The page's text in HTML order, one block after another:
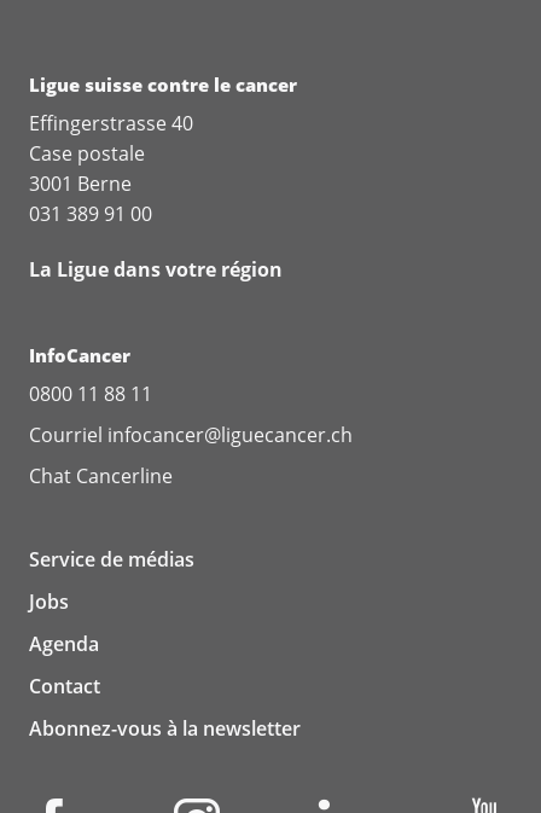
Ligue suisse contre le cancer
Effingerstrasse 40
Case postale
3001 Berne
031 389 91 00
La Ligue dans votre région
InfoCancer
0800 11 88 11
Courriel infocancer@liguecancer.ch
Chat Cancerline
Service de médias
Jobs
Agenda
Contact
Abonnez-vous à la newsletter